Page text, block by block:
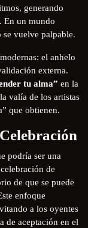
generando
En un mundo
se vuelve palpable.
el anhelo
externa.
tu alma” en la
valía de los artistas
que obtienen.
podría ser una
de
de que se puede
enfoque
a los oyentes
de aceptación en el